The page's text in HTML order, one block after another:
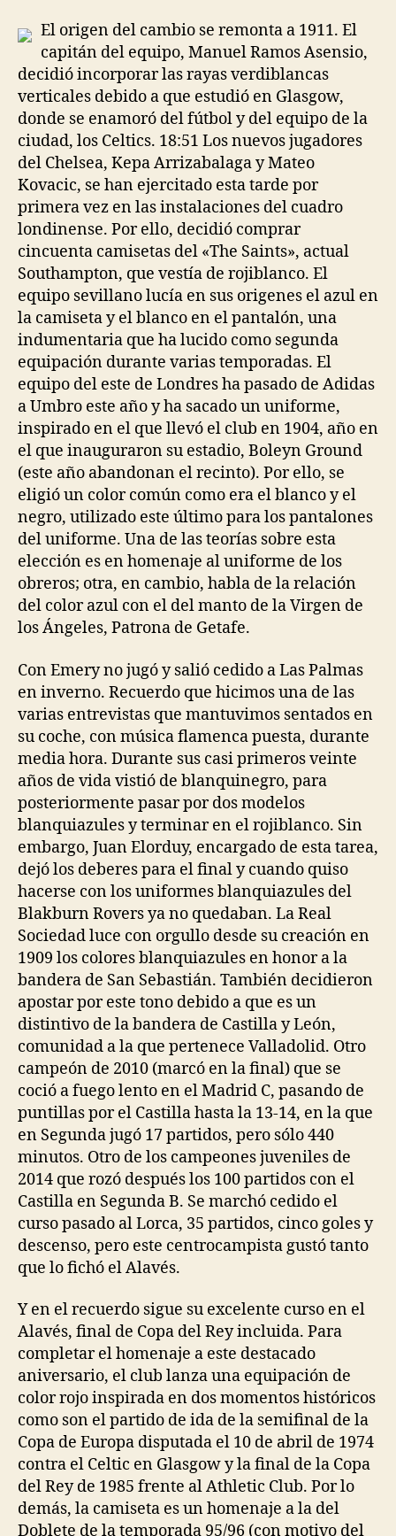
El origen del cambio se remonta a 1911. El
capitán del equipo, Manuel Ramos Asensio,
decidió incorporar las rayas verdiblancas
verticales debido a que estudió en Glasgow,
donde se enamoró del fútbol y del equipo de la
ciudad, los Celtics. 18:51 Los nuevos jugadores
del Chelsea, Kepa Arrizabalaga y Mateo
Kovacic, se han ejercitado esta tarde por
primera vez en las instalaciones del cuadro
londinense. Por ello, decidió comprar
cincuenta camisetas del «The Saints», actual
Southampton, que vestía de rojiblanco. El
equipo sevillano lucía en sus origenes el azul en
la camiseta y el blanco en el pantalón, una
indumentaria que ha lucido como segunda
equipación durante varias temporadas. El
equipo del este de Londres ha pasado de Adidas
a Umbro este año y ha sacado un uniforme,
inspirado en el que llevó el club en 1904, año en
el que inauguraron su estadio, Boleyn Ground
(este año abandonan el recinto). Por ello, se
eligió un color común como era el blanco y el
negro, utilizado este último para los pantalones
del uniforme. Una de las teorías sobre esta
elección es en homenaje al uniforme de los
obreros; otra, en cambio, habla de la relación
del color azul con el del manto de la Virgen de
los Ángeles, Patrona de Getafe.
Con Emery no jugó y salió cedido a Las Palmas
en inverno. Recuerdo que hicimos una de las
varias entrevistas que mantuvimos sentados en
su coche, con música flamenca puesta, durante
media hora. Durante sus casi primeros veinte
años de vida vistió de blanquinegro, para
posteriormente pasar por dos modelos
blanquiazules y terminar en el rojiblanco. Sin
embargo, Juan Elorduy, encargado de esta tarea,
dejó los deberes para el final y cuando quiso
hacerse con los uniformes blanquiazules del
Blakburn Rovers ya no quedaban. La Real
Sociedad luce con orgullo desde su creación en
1909 los colores blanquiazules en honor a la
bandera de San Sebastián. También decidieron
apostar por este tono debido a que es un
distintivo de la bandera de Castilla y León,
comunidad a la que pertenece Valladolid. Otro
campeón de 2010 (marcó en la final) que se
coció a fuego lento en el Madrid C, pasando de
puntillas por el Castilla hasta la 13-14, en la que
en Segunda jugó 17 partidos, pero sólo 440
minutos. Otro de los campeones juveniles de
2014 que rozó después los 100 partidos con el
Castilla en Segunda B. Se marchó cedido el
curso pasado al Lorca, 35 partidos, cinco goles y
descenso, pero este centrocampista gustó tanto
que lo fichó el Alavés.
Y en el recuerdo sigue su excelente curso en el
Alavés, final de Copa del Rey incluida. Para
completar el homenaje a este destacado
aniversario, el club lanza una equipación de
color rojo inspirada en dos momentos históricos
como son el partido de ida de la semifinal de la
Copa de Europa disputada el 10 de abril de 1974
contra el Celtic en Glasgow y la final de la Copa
del Rey de 1985 frente al Athletic Club. Por lo
demás, la camiseta es un homenaje a la del
Doblete de la temporada 95/96 (con motivo del